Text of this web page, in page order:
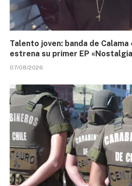
Talento joven: banda de Calama
estrena su primer EP
07/08/2026